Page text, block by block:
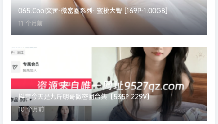
065.Cool文茜-微密圈系列- 蜜桃大臀 [169P-1.00GB]
11 个月前
抖音今天是九斤明哥微密圈合集【535P 229V】
10 个月前